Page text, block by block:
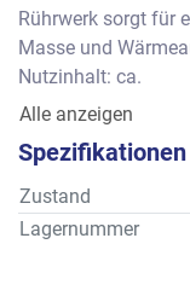
Rührwerk sorgt für
Masse und
Nutzinhalt: ca.
Alle anzeigen
Spezifikationen
Zustand
Lagernummer